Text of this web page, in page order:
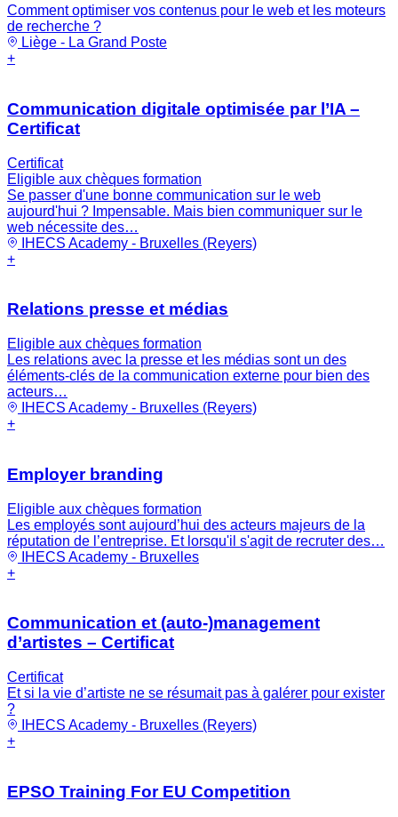
Comment optimiser vos contenus pour le web et les moteurs
de recherche ?
Liège - La Grand Poste
+
Communication digitale optimisée par l’IA –
Certificat
Certificat
Eligible aux chèques formation
Se passer d'une bonne communication sur le web
aujourd'hui ? Impensable. Mais bien communiquer sur le
web nécessite des…
IHECS Academy - Bruxelles (Reyers)
+
Relations presse et médias
Eligible aux chèques formation
Les relations avec la presse et les médias sont un des
éléments-clés de la communication externe pour bien des
acteurs…
IHECS Academy - Bruxelles (Reyers)
+
Employer branding
Eligible aux chèques formation
Les employés sont aujourd’hui des acteurs majeurs de la
réputation de l’entreprise. Et lorsqu'il s'agit de recruter des…
IHECS Academy - Bruxelles
+
Communication et (auto-)management
d’artistes – Certificat
Certificat
Et si la vie d’artiste ne se résumait pas à galérer pour exister
?
IHECS Academy - Bruxelles (Reyers)
+
EPSO Training For EU Competition